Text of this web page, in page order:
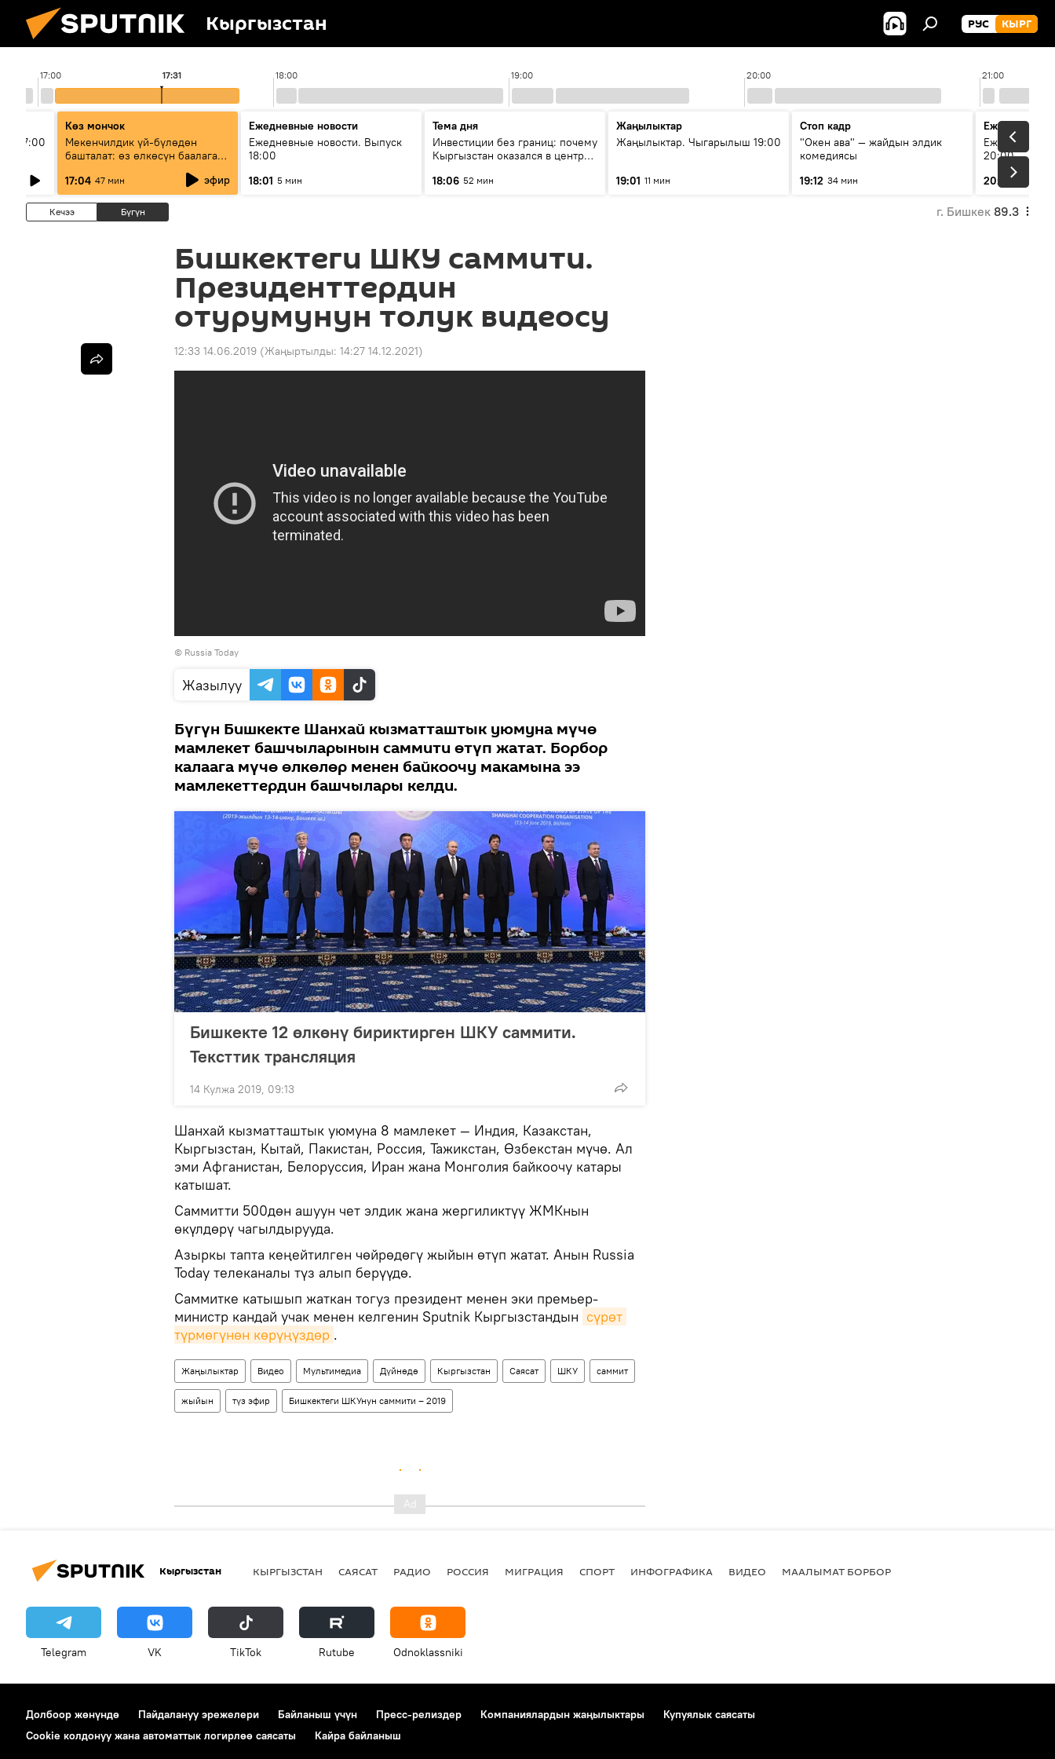
Кыргызстан РУС КЫРГ
17:00 18:00 19:00 20:00 21:00
17:31
17:00
Көз мончок
Мекенчилдик үй-бүлөдөн
башталат: өз өлкөсүн баалаган
муунду кантип тарбиялоо
керек?
17:04 47 мин эфир
Ежедневные новости
Ежедневные новости. Выпуск
18:00
18:01 5 мин
Тема дня
Инвестиции без границ: почему
Кыргызстан оказался в центре
18:06 52 мин
Жаңылыктар
Жаңылыктар. Чыгарылыш 19:00
19:01 11 мин
Стоп кадр
"Окен ава" — жайдын элдик
комедиясы
19:12 34 мин
Ежедневные
Ежедневные
20:00
20:01
Кечээ Бүгүн г. Бишкек 89.3
Бишкектеги ШКУ саммити.
Президенттердин
отурумунун толук видеосу
12:33 14.06.2019 (Жаңыртылды: 14:27 14.12.2021)
© Russia Today
Жазылуу
Бүгүн Бишкекте Шанхай кызматташтык уюмуна мүчө
мамлекет башчыларынын саммити өтүп жатат. Борбор
калаага мүчө өлкөлөр менен байкоочу макамына ээ
мамлекеттердин башчылары келди.
Бишкекте 12 өлкөнү бириктирген ШКУ саммити.
Тексттик трансляция
14 Кулжа 2019, 09:13
Шанхай кызматташтык уюмуна 8 мамлекет — Индия, Казакстан,
Кыргызстан, Кытай, Пакистан, Россия, Тажикстан, Өзбекстан мүчө. Ал
эми Афганистан, Белоруссия, Иран жана Монголия байкоочу катары
катышат.
Саммитти 500дөн ашуун чет элдик жана жергиликтүү ЖМКнын
өкүлдөрү чагылдырууда.
Азыркы тапта кеңейтилген чөйрөдөгү жыйын өтүп жатат. Анын Russia
Today телеканалы түз алып берүүдө.
Саммитке катышып жаткан тогуз президент менен эки премьер-
министр кандай учак менен келгенин Sputnik Кыргызстандын сүрөт
түрмөгүнөн көрүңүздөр .
Жаңылыктар Видео Мультимедиа Дүйнөдө Кыргызстан Саясат ШКУ саммит
жыйын түз эфир Бишкектеги ШКУнун саммити – 2019
Кыргызстан КЫРГЫЗСТАН САЯСАТ РАДИО РОССИЯ МИГРАЦИЯ СПОРТ ИНФОГРАФИКА ВИДЕО МААЛЫМАТ БОРБОР
Telegram VK ТikТоk Rutube Odnoklassniki
Долбоор жөнүндө Пайдалануу эрежелери Байланыш үчүн Пресс-релиздер Компаниялардын жаңылыктары
Купуялык саясаты
Cookie колдонуу жана автоматтык логирлөө саясаты
Кайра байланыш